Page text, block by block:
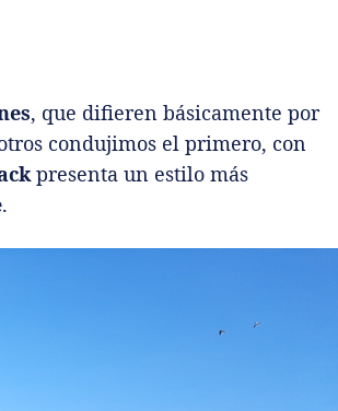
, que difieren básicamente por
condujimos el primero, con
presenta un estilo más
.